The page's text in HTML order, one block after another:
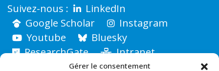
Gérer le consentement
LinkedIn
Google Scholar
Instagram
Youtube
Bluesky
ResearchGate
Intranet